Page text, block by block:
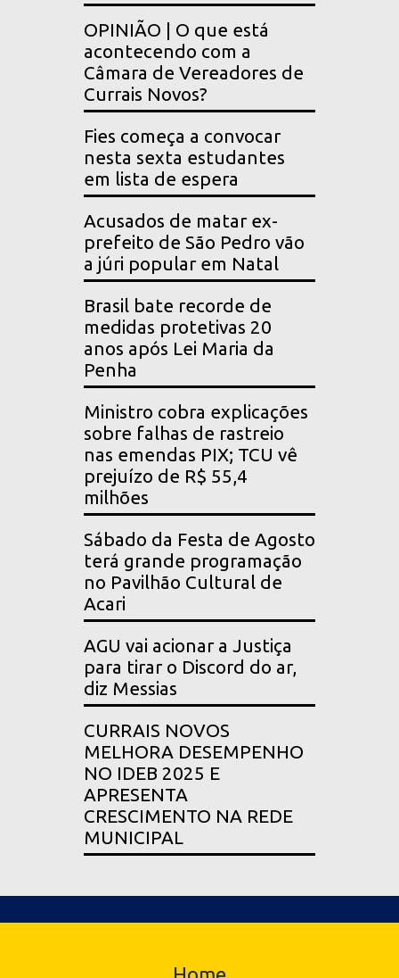
OPINIÃO | O que está
acontecendo com a
Câmara de Vereadores de
Currais Novos?
Fies começa a convocar
nesta sexta estudantes
em lista de espera
Acusados de matar ex-
prefeito de São Pedro vão
a júri popular em Natal
Brasil bate recorde de
medidas protetivas 20
anos após Lei Maria da
Penha
Ministro cobra explicações
sobre falhas de rastreio
nas emendas PIX; TCU vê
prejuízo de R$ 55,4
milhões
Sábado da Festa de Agosto
terá grande programação
no Pavilhão Cultural de
Acari
AGU vai acionar a Justiça
para tirar o Discord do ar,
diz Messias
CURRAIS NOVOS
MELHORA DESEMPENHO
NO IDEB 2025 E
APRESENTA
CRESCIMENTO NA REDE
MUNICIPAL